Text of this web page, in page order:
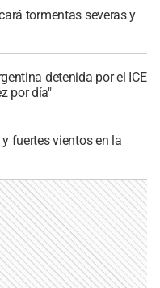
tormentas severas y
detenida por el ICE
por día"
fuertes vientos en la